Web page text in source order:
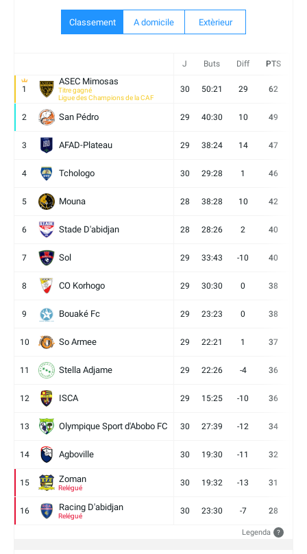
Classement A domicile Extèrieur
J Buts Diff PTS
1
ASEC Mimosas
Titre gagné
Ligue des Champions de la CAF
30 50:21 29 62
2 San Pédro 29 40:30 10 49
3 AFAD-Plateau 29 38:24 14 47
4 Tchologo 30 29:28 1 46
5 Mouna 28 38:28 10 42
6 Stade D'abidjan 28 28:26 2 40
7 Sol 29 33:43 -10 40
8 CO Korhogo 29 30:30 0 38
9 Bouaké Fc 29 23:23 0 38
10 So Armee 29 22:21 1 37
11 Stella Adjame 29 22:26 -4 36
12 ISCA 29 15:25 -10 36
13 Olympique Sport d'Abobo FC 30 27:39 -12 34
14 Agboville 30 19:30 -11 32
15 Zoman
Relégué
30 19:32 -13 31
16 Racing D'abidjan
Relégué
30 23:30 -7 28
Legenda ?